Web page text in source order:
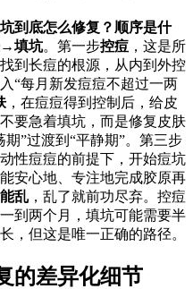
到底怎么修复？顺序是什
→填坑。第一步控痘 ，这是所
到长痘的根源，从内到外控
“每月新发痘痘不超过一两
，在痘痘得到控制后，给皮
要急着填坑，而是修复皮肤
”过渡到“平静期”。第三步
性痘痘的前提下，开始痘坑
安心地、专注地完成胶原再
乱 ，乱了就前功尽弃。控痘
到两个月，填坑可能需要半
，但这是唯一正确的路径。
的差异化细节